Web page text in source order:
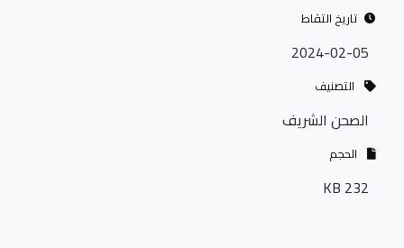
تاريخ التقاط
2024-02-05
التصنيف
الصحن الشريف
الحجم
232 KB